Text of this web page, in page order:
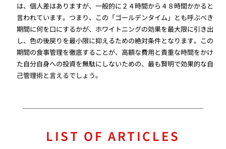
は、個人差はありますが、一般的に２４時間から４８時間かかると
言われています。つまり、この「ゴールデンタイム」とも呼ぶべき
期間に何を口にするかが、ホワイトニングの効果を最大限に引き出
し、色の後戻りを最小限に抑えるための絶対条件となります。この
期間の食事管理を徹底することが、高額な費用と貴重な時間をかけ
た自分自身への投資を無駄にしないための、最も賢明で効果的な自
己管理術と言えるでしょう。
LIST OF ARTICLES